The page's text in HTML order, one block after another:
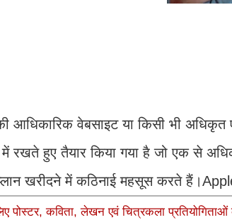
आधिकारिक वेबसाइट या किसी भी अधिकृत
रखते हुए तैयार किया गया है जो एक से
खरीदने में कठिनाई महसूस करते
पोस्टर, कविता, लेखन एवं चित्रकला